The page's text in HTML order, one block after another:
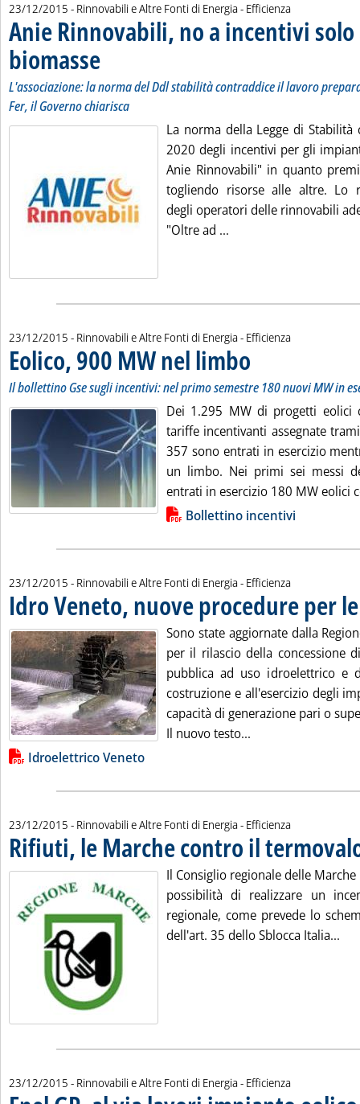
23/12/2015 - Rinnovabili e Altre Fonti di Energia - Efficienza
Anie Rinnovabili, no a incentivi solo
biomasse
L'associazione: la norma del Ddl stabilità contraddice il lavoro
Fer, il Governo chiarisca
La norma della Legge di
2020 degli incentivi per gli
Anie Rinnovabili" in quanto
togliendo risorse alle altre. Lo
degli operatori delle rinnovabili
"Oltre ad ...
23/12/2015 - Rinnovabili e Altre Fonti di Energia - Efficienza
Eolico, 900 MW nel limbo
Il bollettino Gse sugli incentivi: nel primo semestre 180 nuovi MW in
Dei 1.295 MW di progetti eolici
tariffe incentivanti assegnate
357 sono entrati in esercizio
un limbo. Nei primi sei messi
entrati in esercizio 180 MW eolici
Lista allegati PDF alla notiziaBollettino incentivi
23/12/2015 - Rinnovabili e Altre Fonti di Energia - Efficienza
Idro Veneto, nuove procedure per
Sono state aggiornate dalla
per il rilascio della concessione
pubblica ad uso idroelettrico e
costruzione e all'esercizio degli
capacità di generazione pari o
Il nuovo testo...
Lista allegati PDF alla notizia
Idroelettrico Veneto
23/12/2015 - Rinnovabili e Altre Fonti di Energia - Efficienza
Rifiuti, le Marche contro il
Il Consiglio regionale delle
possibilità di realizzare un
regionale, come prevede lo
dell'art. 35 dello Sblocca Italia...
23/12/2015 - Rinnovabili e Altre Fonti di Energia - Efficienza